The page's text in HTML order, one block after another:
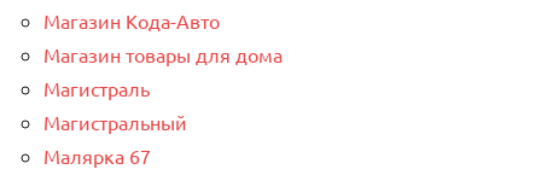
Магазин Кода-Авто
Магазин товары для дома
Магистраль
Магистральный
Малярка 67